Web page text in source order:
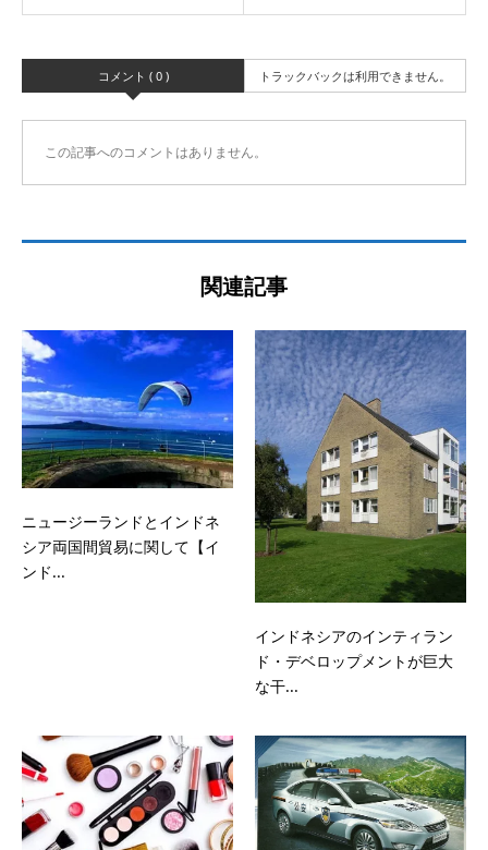
コメント ( 0 ) トラックバックは利用できません。
この記事へのコメントはありません。
関連記事
ニュージーランドとインドネ
シア両国間貿易に関して【イ
ンド...
インドネシアのインティラン
ド・デベロップメントが巨大
な干...